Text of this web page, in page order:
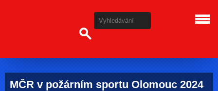
MČR v požárním sportu Olomouc 2024